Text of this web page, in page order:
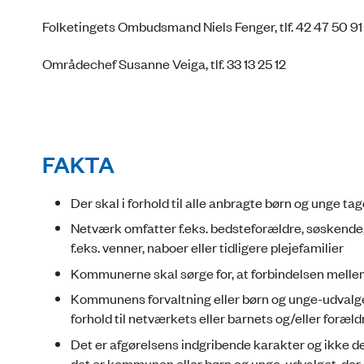
Folketingets Ombudsmand Niels Fenger, tlf. 42 47 50 91
Områdechef Susanne Veiga, tlf. 33 13 25 12
FAKTA
Der skal i forhold til alle anbragte børn og unge
Netværk omfatter f.eks. bedsteforældre,
f.eks. venner, naboer eller tidligere plejefamilier
Kommunerne skal sørge for, at forbindelsen
Kommunens forvaltning eller børn og unge-
forhold til netværkets eller barnets og/eller
Det er afgørelsens indgribende karakter og ikke